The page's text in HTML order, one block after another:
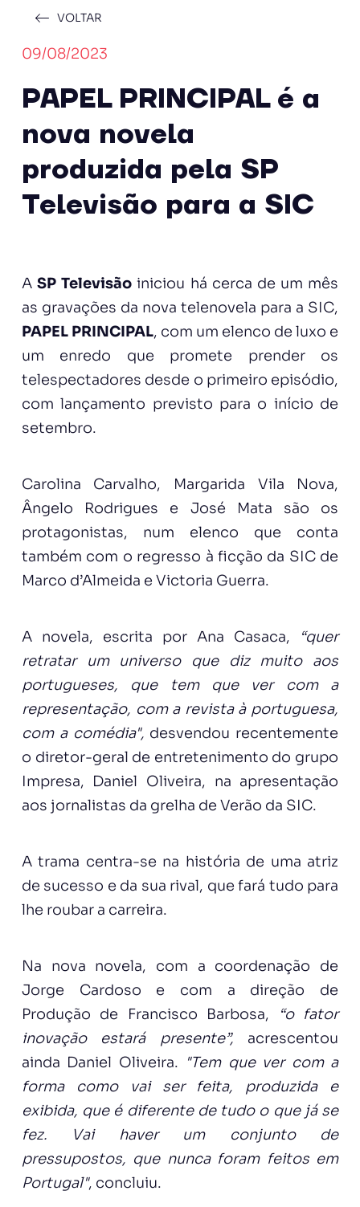
VOLTAR
09/08/2023
PAPEL PRINCIPAL é a
nova novela
produzida pela SP
Televisão para a SIC
ASP Televisão iniciou há cerca de um mês
as gravações da nova telenovela para a SIC,
PAPEL PRINCIPAL, com um elenco de luxo e
um enredo que promete prender os
telespectadores desde o primeiro episódio,
com lançamento previsto para o início de
setembro.
Carolina Carvalho, Margarida Vila Nova,
Ângelo Rodrigues e José Mata são os
protagonistas, num elenco que conta
também com o regresso à ficção da SIC de
Marco d’Almeida e Victoria Guerra.
A novela, escrita por Ana Casaca,
“quer
retratar um universo que diz muito aos
portugueses, que tem que ver com a
representação, com a revista à portuguesa,
com a comédia", desvendou recentemente
o diretor-geral de entretenimento do grupo
Impresa, Daniel Oliveira, na apresentação
aos jornalistas da grelha de Verão da SIC.
A trama centra-se na história de uma atriz
de sucesso e da sua rival, que fará tudo para
lhe roubar a carreira.
Na nova novela, com a coordenação de
Jorge Cardoso e com a direção de
Produção de Francisco Barbosa,
“o fator
inovação estará presente”, acrescentou
ainda Daniel Oliveira. "Tem que ver com a
forma como vai ser feita, produzida e
exibida, que é diferente de tudo o que já se
fez. Vai haver um conjunto de
pressupostos, que nunca foram feitos em
Portugal", concluiu.